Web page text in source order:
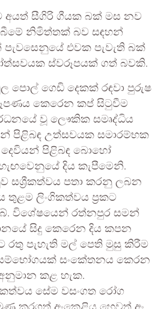
අයත් සීගිරි ගීයක බක් මස නව
නිමිත්තක් බව සඳහන්
එවක පැවැති බක්
ස්වරූපයක් ගත් බවකි.
‍පොල් ගෙඩි දෙකක් රඳවා පුරුෂ
කෙරෙන කප් සිටුවීම
වූ ලෞකික සමෘද්ධිය
පිළිබඳ උත්සවයක සමාරම්භක
දෙවියන් පිළිබඳ බොහෝ
දිය කැපීමෙනි.
සශ්‍රීකත්වය පතා කරනු ලබන
තුළම ලිංගිකත්වය ප්‍රකට
විශේෂයෙන් රත්නපුර සමන්
සිදු කෙරෙන දිය කපන
රතු පැහැති මල් පෙති මුසු කිරීම
සම්භෝගයක් සංකේතනය කෙරන
කළ හැක.
සේම වසංගත රෝග